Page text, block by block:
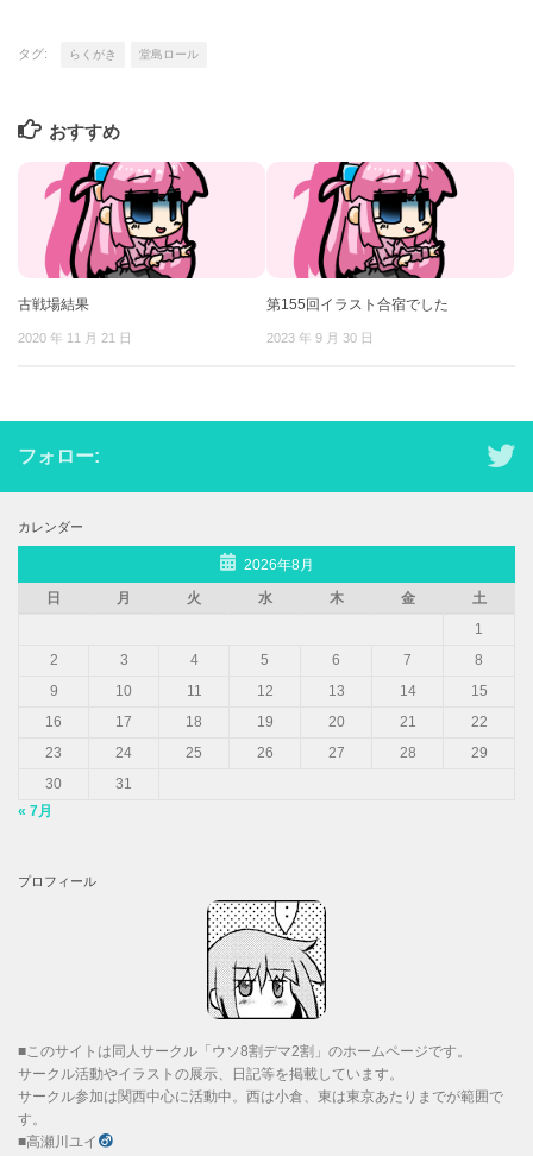
タグ: らくがき 堂島ロール
おすすめ
古戦場結果
2020 年 11 月 21 日
第155回イラスト合宿でした
2023 年 9 月 30 日
フォロー:
カレンダー
2026年8月
日
月 火 水 木 金
土
1
2
3 4 5 6 7
8
9
10 11 12 13 14
15
16
17 18 19 20 21
22
23
24 25 26 27 28
29
30
31
« 7月
プロフィール
■このサイトは同人サークル「ウソ8割デマ2割」のホームページです。
サークル活動やイラストの展示、日記等を掲載しています。
サークル参加は関西中心に活動中。西は小倉、東は東京あたりまでが範囲で
す。
■高瀬川ユイ